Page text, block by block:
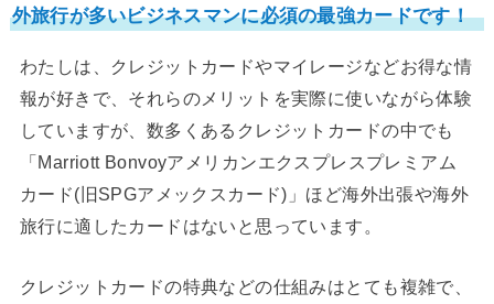
外旅行が多いビジネスマンに必須の最強カードです！
わたしは、クレジットカードやマイレージなどお得な情
報が好きで、それらのメリットを実際に使いながら体験
していますが、数多くあるクレジットカードの中でも
「Marriott Bonvoyアメリカンエクスプレスプレミアム
カード(旧SPGアメックスカード)」ほど海外出張や海外
旅行に適したカードはないと思っています。
クレジットカードの特典などの仕組みはとても複雑で、